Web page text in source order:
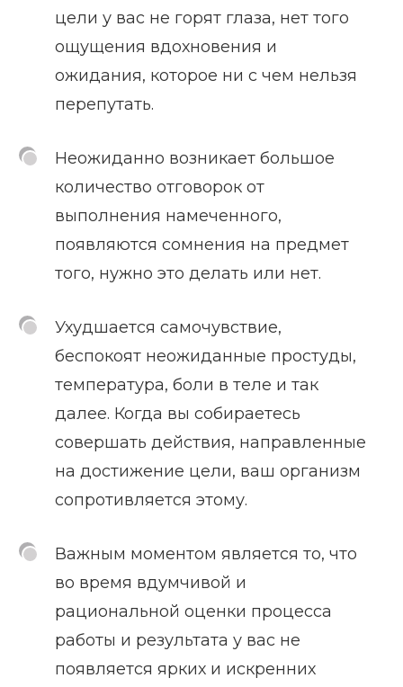
цели у вас не горят глаза, нет того
ощущения вдохновения и
ожидания, которое ни с чем нельзя
перепутать.
Неожиданно возникает большое
количество отговорок от
выполнения намеченного,
появляются сомнения на предмет
того, нужно это делать или нет.
Ухудшается самочувствие,
беспокоят неожиданные простуды,
температура, боли в теле и так
далее. Когда вы собираетесь
совершать действия, направленные
на достижение цели, ваш организм
сопротивляется этому.
Важным моментом является то, что
во время вдумчивой и
рациональной оценки процесса
работы и результата у вас не
появляется ярких и искренних